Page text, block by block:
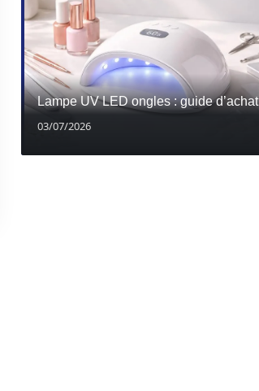
Lampe UV LED ongles : guide d’achat
03/07/2026